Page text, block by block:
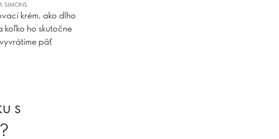
SIMONS
krém, ako dlho
koľko ho skutočne
päť
s